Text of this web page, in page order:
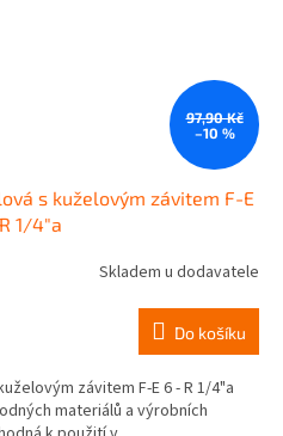
97,90 Kč
–10 %
s kuželovým závitem F-E
1/4"a
Skladem u dodavatele
Do košíku
závitem F-E 6 - R 1/4"a
materiálů a výrobních